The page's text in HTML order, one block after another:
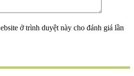
ở trình duyệt này cho đánh giá lần